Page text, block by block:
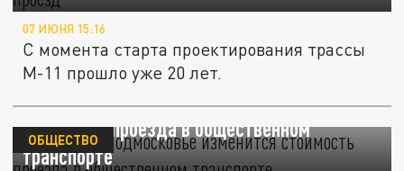
07 ИЮНЯ 15:16
С момента старта проектирования трассы
М-11 прошло уже 20 лет.
С 20 мая в Подмосковье изменится
стоимость проезда в общественном
транспорте
ОБЩЕСТВО